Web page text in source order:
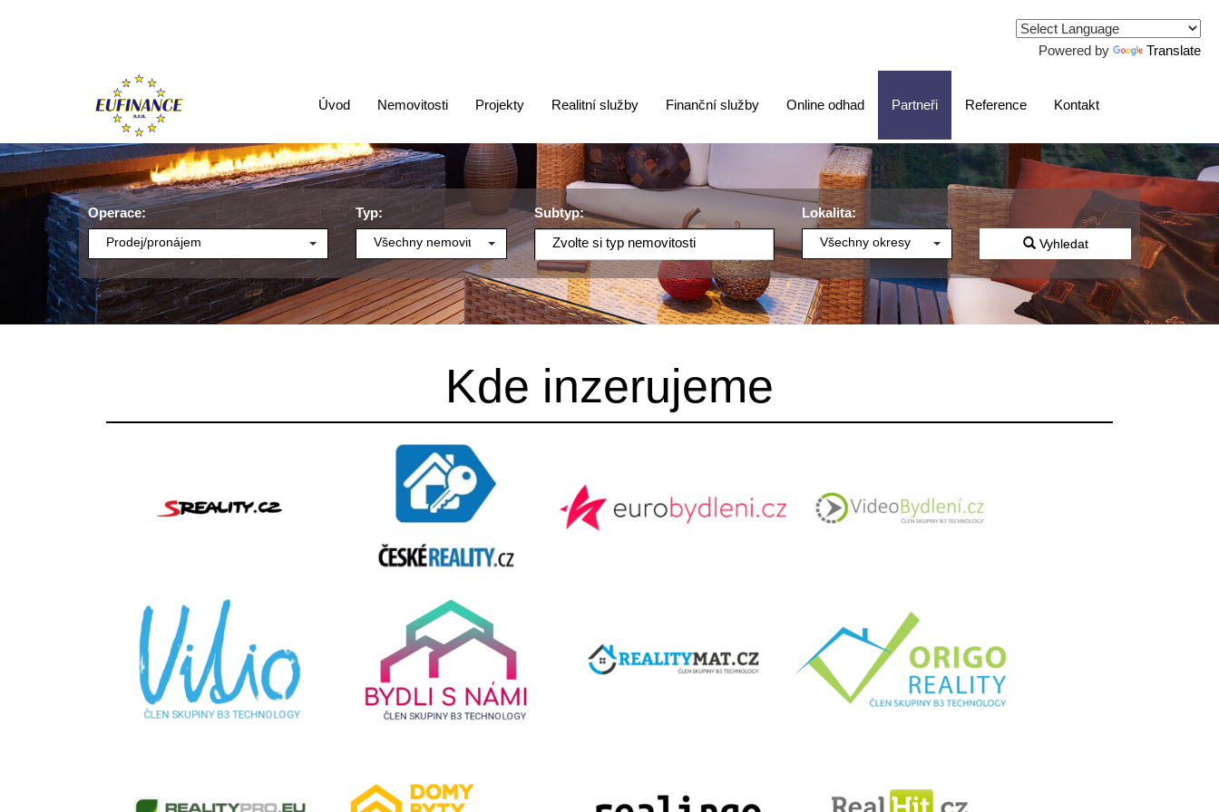
Powered by Translate
Úvod Nemovitosti Projekty Realitní služby Finanční služby Online odhad Partneři Reference Kontakt
Operace:
Prodej/pronájem
Typ:
Všechny nemovitosti
Subtyp:
Zvolte si typ nemovitosti
Lokalita:
Všechny okresy Vyhledat
Kde inzerujeme